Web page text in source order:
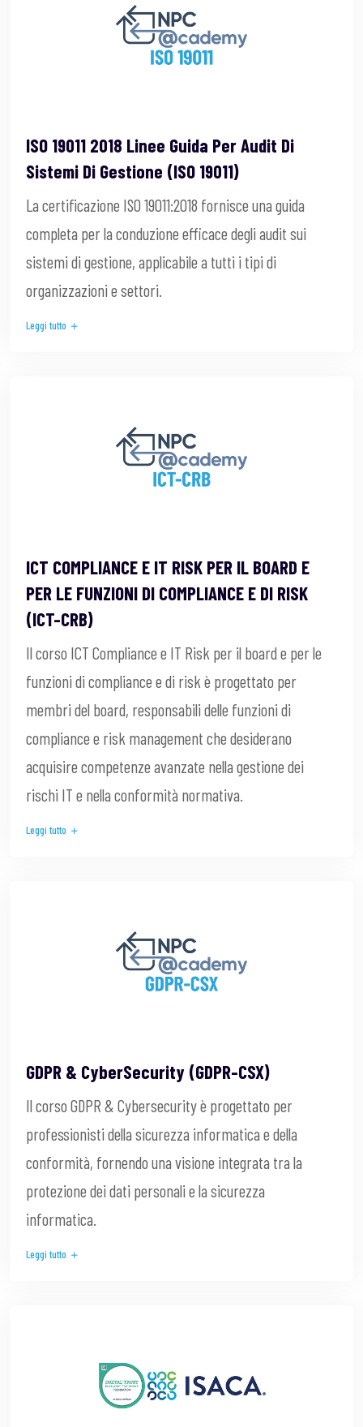
ISO 19011 2018 Linee Guida Per Audit Di
Sistemi Di Gestione (ISO 19011)
La certificazione ISO 19011:2018 fornisce una guida
completa per la conduzione efficace degli audit sui
sistemi di gestione, applicabile a tutti i tipi di
organizzazioni e settori.
Leggi tutto
ICT COMPLIANCE E IT RISK PER IL BOARD E
PER LE FUNZIONI DI COMPLIANCE E DI RISK
(ICT-CRB)
Il corso ICT Compliance e IT Risk per il board e per le
funzioni di compliance e di risk è progettato per
membri del board, responsabili delle funzioni di
compliance e risk management che desiderano
acquisire competenze avanzate nella gestione dei
rischi IT e nella conformità normativa.
Leggi tutto
GDPR & CyberSecurity (GDPR-CSX)
Il corso GDPR & Cybersecurity è progettato per
professionisti della sicurezza informatica e della
conformità, fornendo una visione integrata tra la
protezione dei dati personali e la sicurezza
informatica.
Leggi tutto